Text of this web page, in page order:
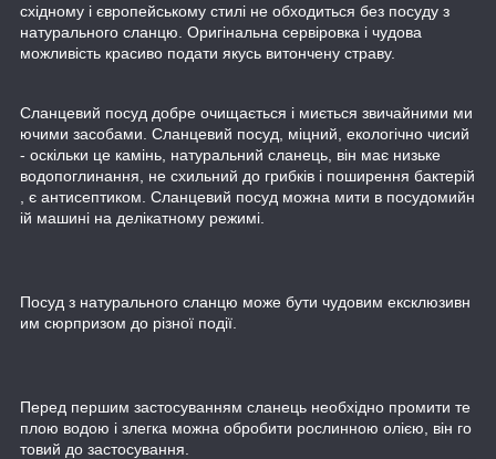
східному і європейському стилі не обходиться без посуду з
натурального сланцю. Оригінальна сервіровка і чудова
можливість красиво подати якусь витончену страву.
Сланцевий посуд добре очищається і миється звичайними ми
ючими засобами. Сланцевий посуд, міцний, екологічно чисий
- оскільки це камінь, натуральний сланець, він має низьке
водопоглинання, не схильний до грибків і поширення бактерій
, є антисептиком. Сланцевий посуд можна мити в посудомийн
ій машині на делікатному режимі.
Посуд з натурального сланцю може бути чудовим ексклюзивн
им сюрпризом до різної події.
Перед першим застосуванням сланець необхідно промити те
плою водою і злегка можна обробити рослинною олією, він го
товий до застосування.